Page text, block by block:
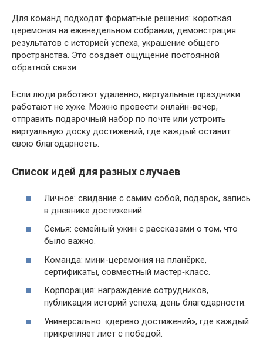
Для команд подходят форматные решения: короткая
церемония на еженедельном собрании, демонстрация
результатов с историей успеха, украшение общего
пространства. Это создаёт ощущение постоянной
обратной связи.
Если люди работают удалённо, виртуальные праздники
работают не хуже. Можно провести онлайн-вечер,
отправить подарочный набор по почте или устроить
виртуальную доску достижений, где каждый оставит
свою благодарность.
Список идей для разных случаев
Личное: свидание с самим собой, подарок, запись
в дневнике достижений.
Семья: семейный ужин с рассказами о том, что
было важно.
Команда: мини-церемония на планёрке,
сертификаты, совместный мастер‑класс.
Корпорация: награждение сотрудников,
публикация историй успеха, день благодарности.
Универсально: «дерево достижений», где каждый
прикрепляет лист с победой.